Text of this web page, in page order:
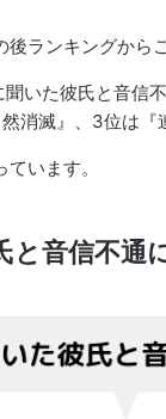
ランキングから
いた彼氏と音信
消滅』、3位は『
います。
と音信不通